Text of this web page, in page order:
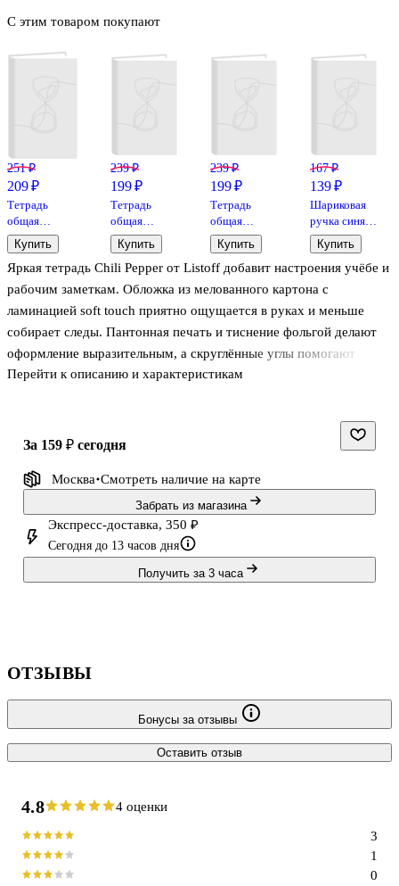
Яркая тетрадь Chili Pepper от Listoff добавит настроения учёбе и
рабочим заметкам. Обложка из мелованного картона с
ламинацией soft touch приятно ощущается в руках и меньше
собирает следы. Пантонная печать и тиснение фольгой делают
оформление выразительным, а скруглённые углы помогают
аккуратно носить тетрадь в рюкзаке. Листы в клетку подойдут
Перейти к описанию и характеристикам
С этим товаром покупают
251 ₽
209 ₽
Тетрадь
общая
«Peony.
Голубой», 40
листов в
клетку, А5 -
Купить
239 ₽
199 ₽
Тетрадь
общая
«Floreale.
Cedar Rose»,
48 листов в
клетку, А5 -
Купить
239 ₽
199 ₽
Тетрадь
общая
«Floreale.
Smoky Sky»,
48 листов в
клетку, А5 -
Купить
167 ₽
139 ₽
Шариковая
ручка синяя,
Ultra L-30,
Erich Krause
Купить
за 159 ₽ сегодня
Москва Смотреть наличие на карте
Забрать из магазина
Экспресс-доставка, 350 ₽
Сегодня до 13 часов дня
Получить за 3 часа
ОТЗЫВЫ
Бонусы за отзывы
Оставить отзыв
4.8 4 оценки
0
1
3